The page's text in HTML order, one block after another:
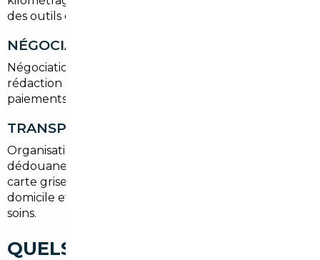
des outils et des visites physiques si nécessaire.
NÉGOCIATION ET ACHAT
Négociation au meilleur prix auprès du vendeur,
rédaction d'un contrat clair et vérification des
paiements sécurisés.
TRANSPORT ET IMMATRICULATION
Organisation du transport vers Urrugne ou Bayonne,
dédouanement éventuel, TVA et mutation de la
carte grise en
domicile et rendez-vous administratifs gérés par nos
soins.
QUELS TYPES DE VOITURES